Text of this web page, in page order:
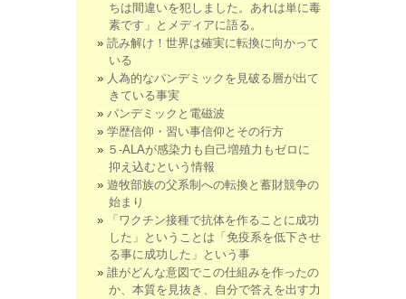
ちは間違いを犯しました。あれは単に毒
素です」とメディアに語る。
読み解け！世界は確実に転換に向かって
いる
人為的なパンデミックを見破る層が出て
きている事実
パンデミックと電磁波
学歴信仰・習い事信仰とその行方
５-ALAが感染力も自己増殖力もゼロに
抑え込むという情報
遊牧部族の父系制への転換と蓄財競争の
始まり
「ワクチン接種で抗体を作ることに成功
した」ということは「免疫系を低下させ
る事に成功した」という事
誰がどんな意図でこの仕組みを作ったの
か、本質を見抜き、自分で答えを出す力